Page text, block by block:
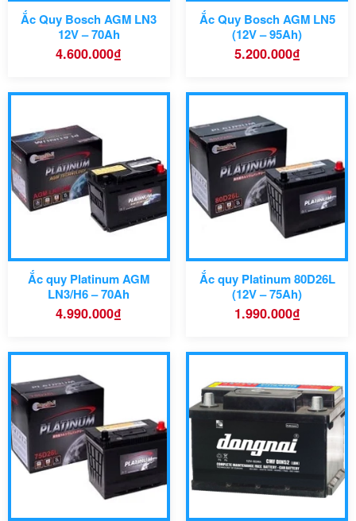
Ắc Quy Bosch AGM LN3
12V – 70Ah
4.600.000₫
Bảo hàng
Ắc Quy Bosch AGM LN5
(12V – 95Ah)
5.200.000₫
Ắc quy Platinum AGM
LN3/H6 – 70Ah
4.990.000₫
Ắc quy Platinum 80D26L
(12V – 75Ah)
1.990.000₫